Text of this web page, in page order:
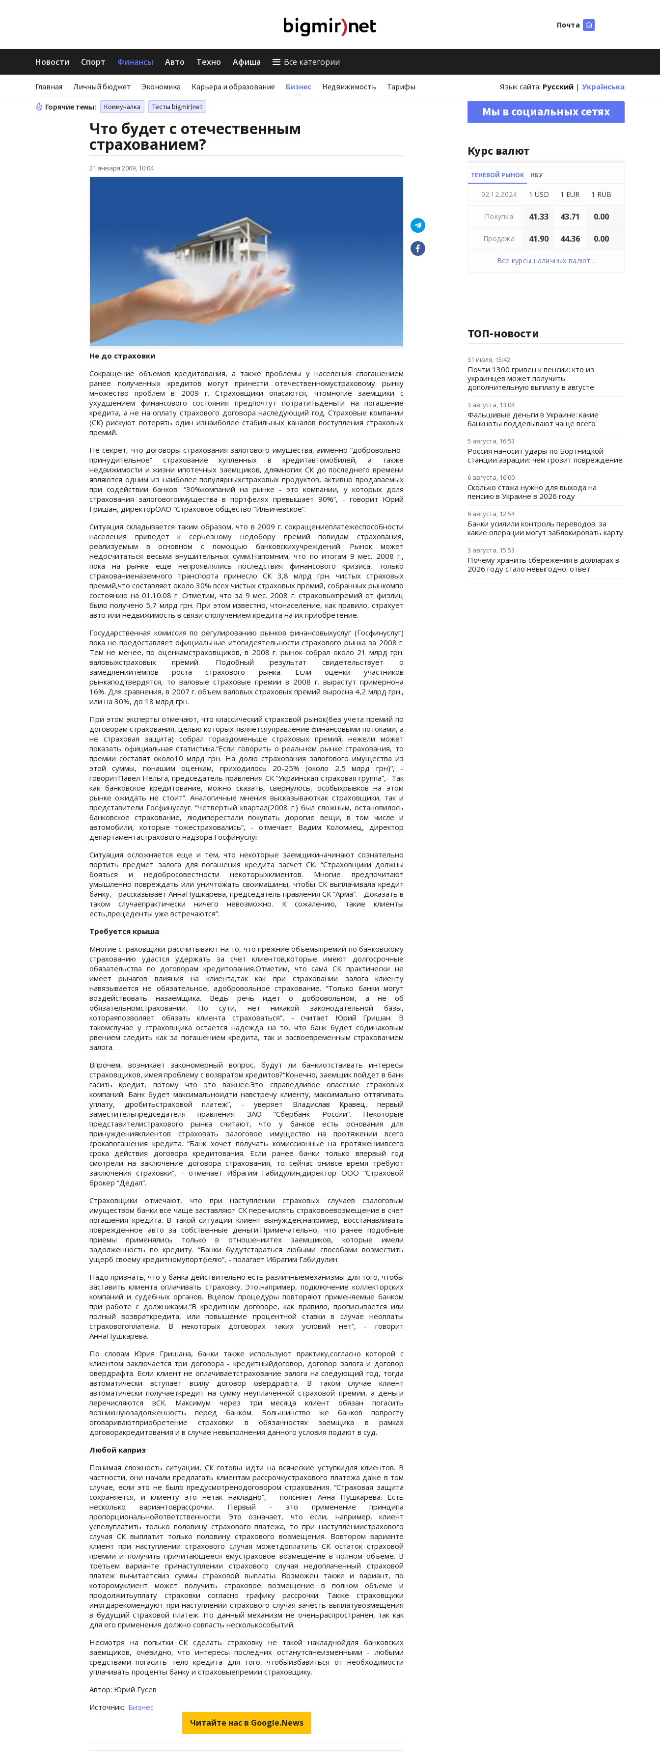
Почта
Новости Спорт Финансы Авто Техно Афиша Все категории
Главная Личный бюджет Экономика Карьера и образование Бизнес Недвижимость Тарифы Язык сайта: Русский | Українська
Горячие темы: Коммуналка Тесты bigmir)net
Что будет с отечественным
страхованием?
21 января 2009, 10:04
Не до страховки
Сокращение объемов кредитования, а также проблемы у населения спогашением
ранее полученных кредитов могут принести отечественномустраховому рынку
множество проблем в 2009 г. Страховщики опасаются, чтомногие заемщики с
ухудшением финансового состояния предпочтут потратитьденьги на погашение
кредита, а не на оплату страхового договора наследующий год. Страховые компании
(СК) рискуют потерять один изнаиболее стабильных каналов поступления страховых
премий.
Не секрет, что договоры страхования залогового имущества, аименно “добровольно-
принудительное” страхование купленных в кредитавтомобилей, а также
недвижимости и жизни ипотечных заемщиков, длямногих СК до последнего времени
являются одним из наиболее популярныхстраховых продуктов, активно продаваемых
при содействии банков. “30%компаний на рынке - это компании, у которых доля
страхования залоговогоимущества в портфелях превышает 90%”, - говорит Юрий
Гришан, директорОАО “Страховое общество “Ильичевское”.
Ситуация складывается таким образом, что в 2009 г. сокращениеплатежеспособности
населения приведет к серьезному недобору премий повидам страхования,
реализуемым в основном с помощью банковскихучреждений. Рынок может
недосчитаться весьма внушительных сумм.Напомним, что по итогам 9 мес. 2008 г.,
пока на рынке еще непроявлялись последствия финансового кризиса, только
страхованиеназемного транспорта принесло СК 3,8 млрд грн. чистых страховых
премий,что составляет около 30% всех чистых страховых премий, собранных рынкомпо
состоянию на 01.10.08 г. Отметим, что за 9 мес. 2008 г. страховыхпремий от физлиц
было получено 5,7 млрд грн. При этом известно, чтонаселение, как правило, страхует
авто или недвижимость в связи сполучением кредита на их приобретение.
Государственная комиссия по регулированию рынков финансовыхуслуг (Госфинуслуг)
пока не предоставляет официальные итогидеятельности страхового рынка за 2008 г.
Тем не менее, по оценкамстраховщиков, в 2008 г. рынок собрал около 21 млрд грн.
валовыхстраховых премий. Подобный результат свидетельствует о
замедлениитемпов роста страхового рынка. Если оценки участников
рынкаподтвердятся, то валовые страховые премии в 2008 г. вырастут примернона
16%. Для сравнения, в 2007 г. объем валовых страховых премий выросна 4,2 млрд грн.,
или на 30%, до 18 млрд грн.
При этом эксперты отмечают, что классический страховой рынок(без учета премий по
договорам страхования, целью которых являетсяуправление финансовыми потоками, а
не страховая защита) собрал гораздоменьше страховых премий, нежели может
показать официальная статистика.“Если говорить о реальном рынке страхования, то
премии составят около10 млрд грн. На долю страхования залогового имущества из
этой суммы, понашим оценкам, приходилось 20-25% (около 2,5 млрд грн)”, -
говоритПавел Нельга, председатель правления СК “Украинская страховая группа”,- Так
как банковское кредитование, можно сказать, свернулось, особыхрывков на этом
рынке ожидать не стоит”. Аналогичные мнения высказываюткак страховщики, так и
представители Госфинуслуг. “Четвертый квартал(2008 г.) был сложным, остановилось
банковское страхование, людиперестали покупать дорогие вещи, в том числе и
автомобили, которые тожестраховались”, - отмечает Вадим Коломиец, директор
департаментастрахового надзора Госфинуслуг.
Ситуация осложняется еще и тем, что некоторые заемщикиначинают сознательно
портить предмет залога для погашения кредита засчет СК. “Страховщики должны
бояться и недобросовестности некоторыхклиентов. Многие предпочитают
умышленно повреждать или уничтожать своимашины, чтобы СК выплачивала кредит
банку, - рассказывает АннаПушкарева, председатель правления СК “Арма”. - Доказать в
таком случаепрактически ничего невозможно. К сожалению, такие клиенты
есть,прецеденты уже встречаются”.
Требуется крыша
Многие страховщики рассчитывают на то, что прежние объемыпремий по банковскому
страхованию удастся удержать за счет клиентов,которые имеют долгосрочные
обязательства по договорам кредитования.Отметим, что сама СК практически не
имеет рычагов влияния на клиента,так как при страховании залога клиенту
навязывается не обязательное, адобровольное страхование. “Только банки могут
воздействовать назаемщика. Ведь речь идет о добровольном, а не об
обязательномстраховании. По сути, нет никакой законодательной базы,
котораяпозволяет обязать клиента страховаться”, - считает Юрий Гришан. В
такомслучае у страховщика остается надежда на то, что банк будет содинаковым
рвением следить как за погашением кредита, так и засвоевременным страхованием
залога.
Впрочем, возникает закономерный вопрос, будут ли банкиотстаивать интересы
страховщиков, имея проблему с возвратом кредитов?“Конечно, заемщик пойдет в банк
гасить кредит, потому что это важнее.Это справедливое опасение страховых
компаний. Банк будет максимальноидти навстречу клиенту, максимально оттягивать
уплату, дробитьстраховой платеж”, - уверяет Владислав Кравец, первый
заместительпредседателя правления ЗАО “Сбербанк России”. Некоторые
представителистрахового рынка считают, что у банков есть основания для
принужденияклиентов страховать залоговое имущество на протяжении всего
срокапогашения кредита. “Банк хочет получать комиссионные на протяжениивсего
срока действия договора кредитования. Если ранее банки только впервый год
смотрели на заключение договора страхования, то сейчас онивсе время требуют
заключения страховки”, - отмечает Ибрагим Габидулин,директор ООО “Страховой
брокер “Дедал”.
Страховщики отмечают, что при наступлении страховых случаев сзалоговым
имуществом банки все чаще заставляют СК перечислять страховоевозмещение в счет
погашения кредита. В такой ситуации клиент вынужден,например, восстанавливать
поврежденное авто за собственные деньги.Примечательно, что ранее подобные
приемы применялись только в отношениитех заемщиков, которые имели
задолженность по кредиту. “Банки будутстараться любыми способами возместить
ущерб своему кредитномупортфелю”, - полагает Ибрагим Габидулин.
Надо признать, что у банка действительно есть различныемеханизмы для того, чтобы
заставить клиента оплачивать страховку. Это,например, подключение коллекторских
компаний и судебных органов. Вцелом процедуры повторяют применяемые банком
при работе с должниками.“В кредитном договоре, как правило, прописывается или
полный возвраткредита, или повышение процентной ставки в случае неоплаты
страховогоплатежа. В некоторых договорах таких условий нет”, - говорит
АннаПушкарева.
По словам Юрия Гришана, банки также используют практику,согласно которой с
клиентом заключается три договора - кредитныйдоговор, договор залога и договор
овердрафта. Если клиент не оплачиваетстрахование залога на следующий год, тогда
автоматически вступает всилу договор овердрафта. В таком случае клиент
автоматически получаеткредит на сумму неуплаченной страховой премии, а деньги
перечисляются вСК. Максимум через три месяца клиент обязан погасить
возникшуюзадолженность перед банком. Большинство же банков попросту
оговариваютприобретение страховки в обязанностях заемщика в рамках
договоракредитования и в случае невыполнения данного условия подают в суд.
Любой каприз
Понимая сложность ситуации, СК готовы идти на всяческие уступкидля клиентов. В
частности, они начали предлагать клиентам рассрочкустрахового платежа даже в том
случае, если это не было предусмотренодоговором страхования. “Страховая защита
сохраняется, и клиенту это нетак накладно”, - поясняет Анна Пушкарева. Есть
несколько вариантоврассрочки. Первый - это применение принципа
пропорциональнойответственности. Это означает, что если, например, клиент
успелуплатить только половину страхового платежа, то при наступлениистрахового
случая СК выплатит только половину страхового возмещения. Вовтором варианте
клиент при наступлении страхового случая можетдоплатить СК остаток страховой
премии и получить причитающееся емустраховое возмещение в полном объеме. В
третьем варианте принаступлении страхового случая недоплаченный страховой
платеж вычитаетсяиз суммы страховой выплаты. Возможен также и вариант, по
которомуклиент может получить страховое возмещение в полном объеме и
продолжитьуплату страховки согласно графику рассрочки. Также страховщики
иногдарекомендуют при наступлении страхового случая зачесть выплатувозмещения
в будущий страховой платеж. Но данный механизм не оченьраспространен, так как
для его применения должно совпасть несколькособытий.
Несмотря на попытки СК сделать страховку не такой накладнойдля банковских
заемщиков, очевидно, что интересы последних останутсянеизменными - любыми
средствами погасить тело кредита для того, чтобыизбавиться от необходимости
уплачивать проценты банку и страховыепремии страховщику.
Автор: Юрий Гусев
Источник: Бизнес
Читайте нас в Google.News
Мы в социальных сетях
Курс валют
ТЕНЕВОЙ РЫНОК НБУ
02.12.2024 1 USD 1 EUR 1 RUB
Покупка 41.33 43.71 0.00
Продажа 41.90 44.36 0.00
Все курсы наличных валют...
ТОП-новости
31 июля, 15:42
Почти 1300 гривен к пенсии: кто из
украинцев может получить
дополнительную выплату в августе
3 августа, 13:04
Фальшивые деньги в Украине: какие
банкноты подделывают чаще всего
5 августа, 16:53
Россия наносит удары по Бортницкой
станции аэрации: чем грозит повреждение
6 августа, 16:00
Сколько стажа нужно для выхода на
пенсию в Украине в 2026 году
6 августа, 12:54
Банки усилили контроль переводов: за
какие операции могут заблокировать карту
3 августа, 15:53
Почему хранить сбережения в долларах в
2026 году стало невыгодно: ответ